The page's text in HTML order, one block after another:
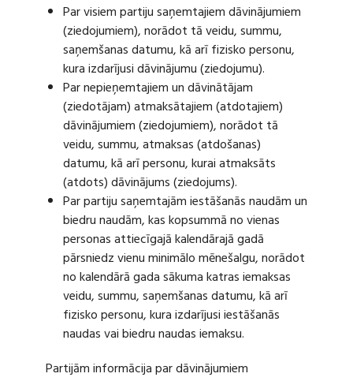
Par visiem partiju saņemtajiem dāvinājumiem
(ziedojumiem), norādot tā veidu, summu,
saņemšanas datumu, kā arī fizisko personu,
kura izdarījusi dāvinājumu (ziedojumu).
Par nepieņemtajiem un dāvinātājam
(ziedotājam) atmaksātajiem (atdotajiem)
dāvinājumiem (ziedojumiem), norādot tā
veidu, summu, atmaksas (atdošanas)
datumu, kā arī personu, kurai atmaksāts
(atdots) dāvinājums (ziedojums).
Par partiju saņemtajām iestāšanās naudām un
biedru naudām, kas kopsummā no vienas
personas attiecīgajā kalendārajā gadā
pārsniedz vienu minimālo mēnešalgu, norādot
no kalendārā gada sākuma katras iemaksas
veidu, summu, saņemšanas datumu, kā arī
fizisko personu, kura izdarījusi iestāšanās
naudas vai biedru naudas iemaksu.
Partijām informācija par dāvinājumiem